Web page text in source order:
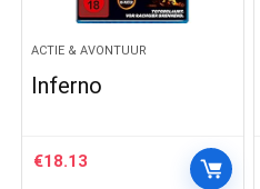
ACTIE & AVONTUUR
Inferno
€18.13